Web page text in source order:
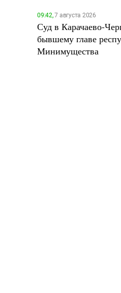
09:42,7 августа 2026
Суд в Карачаево-
бывшему главе
Минимущества